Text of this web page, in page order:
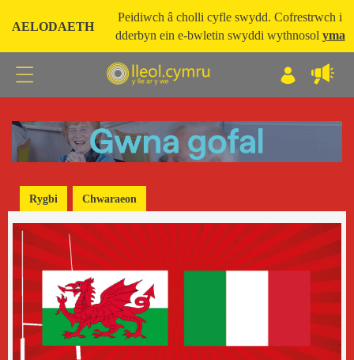
AELODAETH
Peidiwch â cholli cyfle swydd. Cofrestrwch i
dderbyn ein e-bwletin swyddi wythnosol yma
Rygbi Chwaraeon